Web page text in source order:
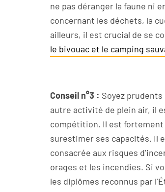
ne pas déranger la faune ni
concernant les déchets, la
ailleurs, il est crucial de se
le bivouac et le camping
Conseil n°3 : Soyez
autre activité de plein air, il
compétition. Il est fortement
surestimer ses capacités. Il
consacrée aux risques
orages et les incendies. Si
les diplômes reconnus par